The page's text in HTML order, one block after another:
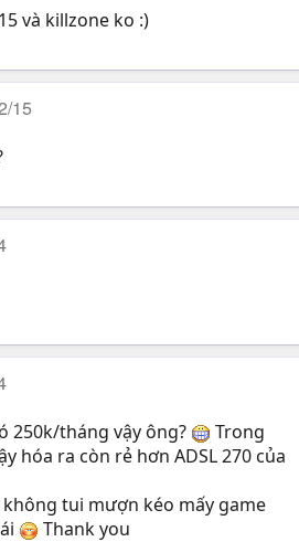
và killzone ko :)
15
250k/tháng vậy ông?
Trong
hóa ra còn rẻ hơn ADSL 270 của
không tui mượn kéo mấy game
Thank you